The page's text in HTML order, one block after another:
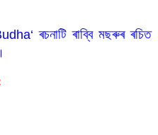
‘ ৰচনাটি ৰাব্বি মছৰুৰ ৰচিত